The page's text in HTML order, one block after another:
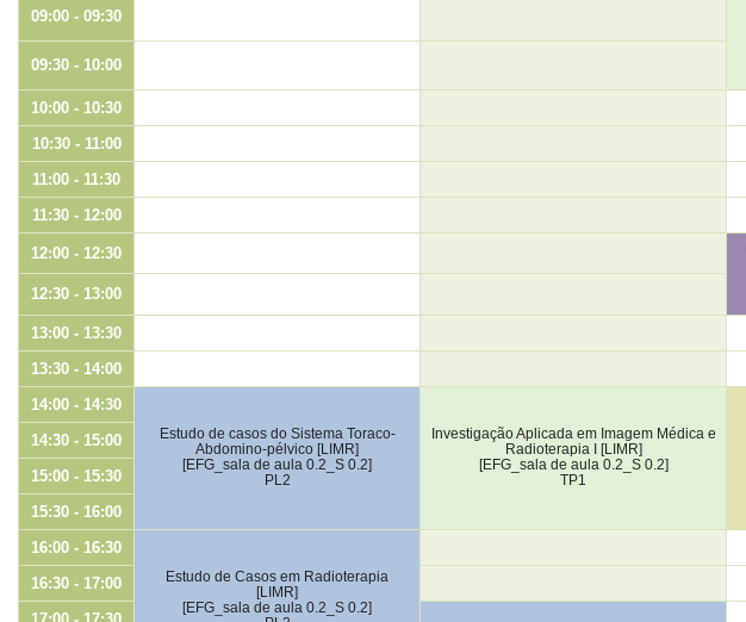
09:00 - 09:30
09:30 - 10:00
10:00 - 10:30
10:30 - 11:00
11:00 - 11:30
11:30 - 12:00
12:00 - 12:30
12:30 - 13:00
13:00 - 13:30
13:30 - 14:00
14:00 - 14:30
Estudo de casos do Sistema Toraco-
Abdomino-pélvico [LIMR]
[EFG_sala de aula 0.2_S 0.2]
PL2
Investigação Aplicada em Imagem Médica e
Radioterapia I [LIMR]
[EFG_sala de aula 0.2_S 0.2]
TP1
14:30 - 15:00
15:00 - 15:30
15:30 - 16:00
16:00 - 16:30
Estudo de Casos em Radioterapia
[LIMR]
[EFG_sala de aula 0.2_S 0.2]
16:30 - 17:00